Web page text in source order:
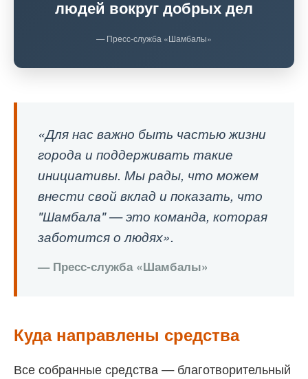
людей вокруг добрых дел
— Пресс-служба «Шамбалы»
«Для нас важно быть частью жизни
города и поддерживать такие
инициативы. Мы рады, что можем
внести свой вклад и показать, что
"Шамбала" — это команда, которая
заботится о людях».
— Пресс-служба «Шамбалы»
Куда направлены средства
Все собранные средства — благотворительный